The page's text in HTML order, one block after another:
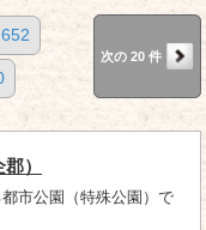
652
次の 20 件
）
市公園（特殊公園）で